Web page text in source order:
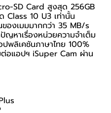
SD Card สูงสุด 256GB
Class 10 U3 เท่านั้น
ของเมมมากกว่า 35 MB/s
หาเรื่องหน่วยความจำเต็ม
ปพลิเคชันภาษาไทย 100%
ต่อแอปฯ iSuper Cam ผ่าน